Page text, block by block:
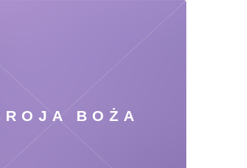
BOŻA